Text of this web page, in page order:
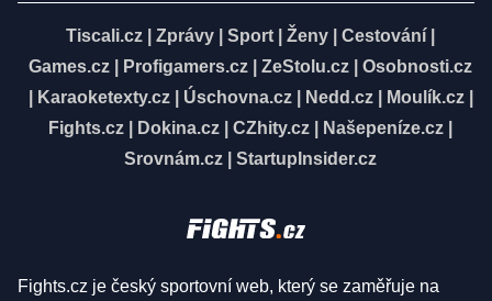
Tiscali.cz Zprávy Sport Ženy Cestování
Games.cz
Profigamers.cz ZeStolu.cz
Osobnosti.cz
Karaoketexty.cz| Úschovna.cz| Nedd.cz| Moulík.cz|
Fights.cz
Dokina.cz CZhity.cz Našepeníze.cz
Srovnám.cz
StartupInsider.cz
Fights.cz je český sportovní web, který se zaměřuje na